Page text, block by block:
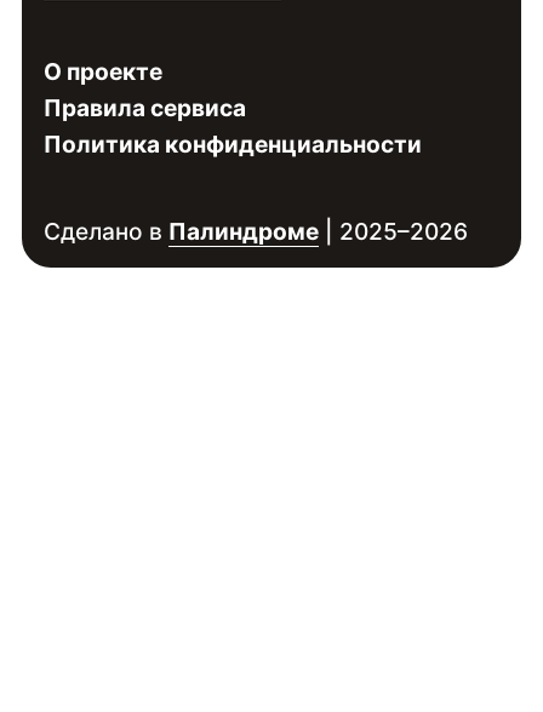
О проекте
Правила сервиса
Политика конфиденциальности
Сделано в Палиндроме| 2025–2026